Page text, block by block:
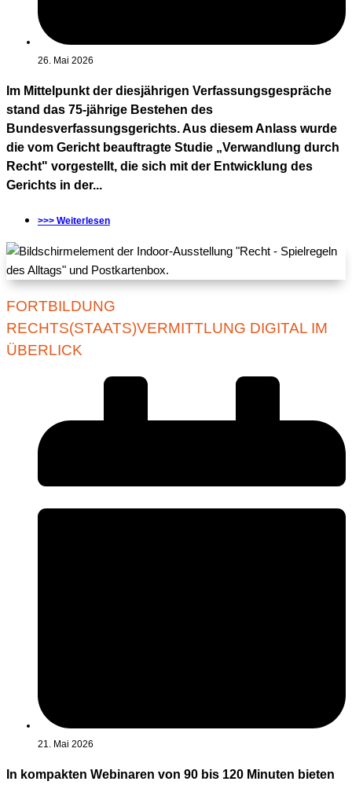
26. Mai 2026
Im Mittelpunkt der diesjährigen Verfassungsgespräche
stand das 75-jährige Bestehen des
Bundesverfassungsgerichts. Aus diesem Anlass wurde
die vom Gericht beauftragte Studie „Verwandlung durch
Recht" vorgestellt, die sich mit der Entwicklung des
Gerichts in der...
>>> Weiterlesen
FORTBILDUNG
RECHTS(STAATS)VERMITTLUNG DIGITAL IM
ÜBERLICK
21. Mai 2026
In kompakten Webinaren von 90 bis 120 Minuten bieten